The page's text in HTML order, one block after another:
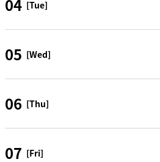
04 [Tue]
05 [Wed]
06 [Thu]
07 [Fri]